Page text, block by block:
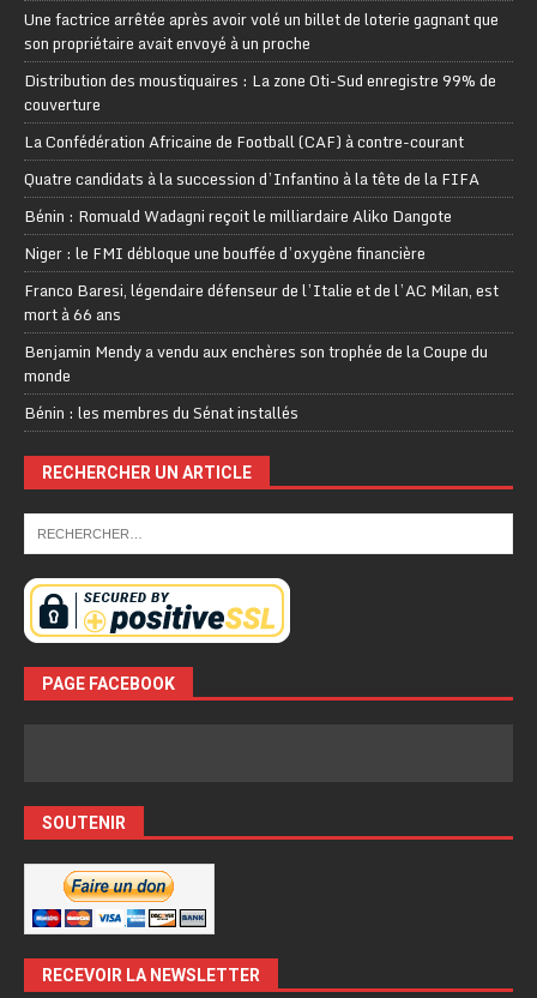
Une factrice arrêtée après avoir volé un billet de loterie gagnant que
son propriétaire avait envoyé à un proche
Distribution des moustiquaires : La zone Oti-Sud enregistre 99% de
couverture
La Confédération Africaine de Football (CAF) à contre-courant
Quatre candidats à la succession d’Infantino à la tête de la FIFA
Bénin : Romuald Wadagni reçoit le milliardaire Aliko Dangote
Niger : le FMI débloque une bouffée d’oxygène financière
Franco Baresi, légendaire défenseur de l’Italie et de l’AC Milan, est
mort à 66 ans
Benjamin Mendy a vendu aux enchères son trophée de la Coupe du
monde
Bénin : les membres du Sénat installés
RECHERCHER UN ARTICLE
PAGE FACEBOOK
SOUTENIR
RECEVOIR LA NEWSLETTER